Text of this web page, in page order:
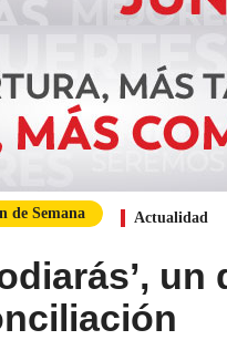
de Semana Actualidad
odiarás’,